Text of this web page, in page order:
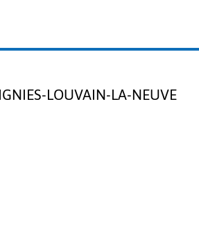
LOUVAIN-LA-NEUVE